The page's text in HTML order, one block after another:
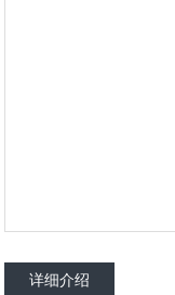
详细介绍